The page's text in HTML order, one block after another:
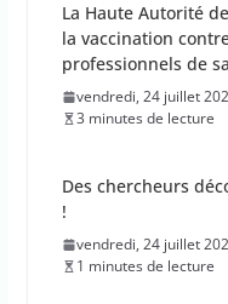
La Haute Autorité
la vaccination
professionnels de
vendredi, 24 juillet
3 minutes de lecture
Des chercheurs
!
vendredi, 24 juillet
1 minutes de lecture